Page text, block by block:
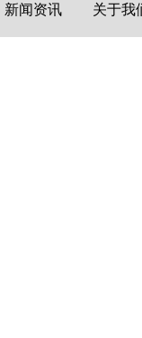
新闻资讯 关于我